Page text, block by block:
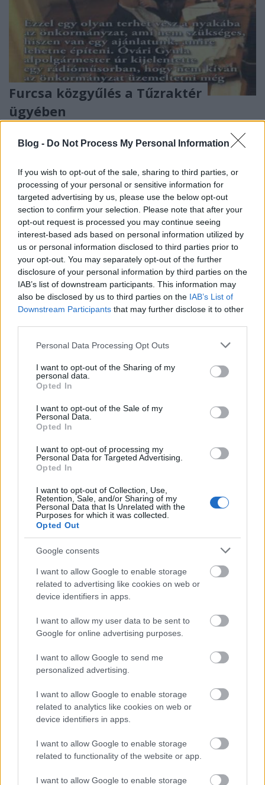
Blog - Do Not Process My Personal Information
If you wish to opt-out of the sale, sharing to third parties, or
processing of your personal or sensitive information for
targeted advertising by us, please use the below opt-out
section to confirm your selection. Please note that after your
opt-out request is processed you may continue seeing
interest-based ads based on personal information utilized by
us or personal information disclosed to third parties prior to
your opt-out. You may separately opt-out of the further
disclosure of your personal information by third parties on the
IAB’s list of downstream participants. This information may
also be disclosed by us to third parties on the IAB’s List of
Downstream Participants that may further disclose it to other
Please note that this website/app uses one or more Google
not limited to your visit or usage behaviour. You may click to
grant or deny consent to Google and its third-party tags to
use your data for below specified purposes in below Google
consent section.
Personal Data Processing Opt Outs
I want to opt-out of the Sharing of my
personal data.
Opted In
I want to opt-out of the Sale of my
Personal Data.
Opted In
I want to opt-out of processing my
Personal Data for Targeted Advertising.
Opted In
I want to opt-out of Collection, Use,
Retention, Sale, and/or Sharing of my
Personal Data that Is Unrelated with the
Purposes for which it was collected.
Opted Out
Google consents
I want to allow Google to enable storage
related to advertising like cookies on web or
device identifiers in apps.
I want to allow my user data to be sent to
Google for online advertising purposes.
I want to allow Google to send me
personalized advertising.
I want to allow Google to enable storage
related to analytics like cookies on web or
device identifiers in apps.
I want to allow Google to enable storage
related to functionality of the website or app.
I want to allow Google to enable storage
Furcsa közgyűlés a Tűzraktér
ügyében
azzal az indokokkal kezdte el a Tűzraktér elleni
hadjáratát, hogy egyrészt az épület állapota
veszélyes, másrészt a kerület nem hagyhat jelenlegi
anyagi állapotában parlagon (parlag=kultúra) egy
ilyen értékes épületet. Ki…
"A drogozás nem kúltúra!"
JámborAndrás •2011. március 27.
99%-os valószínűséggel belefutottunk egy
sebészethez kamu a profil. Elnézést kérünk és a
lentieket így olvassátok, meghagyjuk az eredeti
bejegyzést! Rosszindulatúak…
Tűz van!
2011. március 25.
A Terézvárosi önkormányzat nem tágít, jelen állás
emberből ítélve, aki részvételét jelezte a holnapi
utolsó próbálkozásra a hely bezárásának
következményei. 2014-ben ha egy…
JámborAndrás • 2011. február 26.